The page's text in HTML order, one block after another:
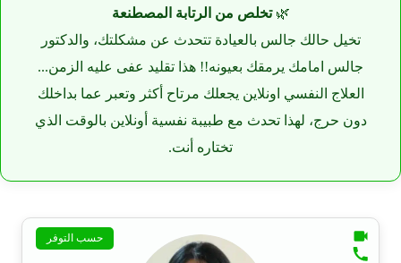
🌿تخلص من الرتابة المصطنعة
تخيل حالك جالس بالعيادة تتحدث عن مشكلتك، والدكتور
جالس امامك يرمقك بعيونه!! هذا تقليد عفى عليه الزمن...
العلاج النفسي اونلاين يجعلك مرتاح أكثر وتعبر عما بداخلك
دون حرج، لهذا تحدث مع طبيبة نفسية أونلاين بالوقت الذي
تختاره أنت.
حسب التوفر